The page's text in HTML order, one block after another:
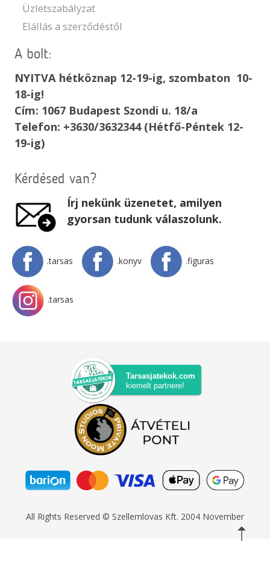
Üzletszabályzat
Elállás a szerződéstől
A bolt:
NYITVA hétköznap 12-19-ig, szombaton 10-
18-ig!
Cím: 1067 Budapest Szondi u. 18/a
Telefon: +3630/3632344 (Hétfő-Péntek 12-
19-ig)
Kérdésed van?
Írj nekünk üzenetet, amilyen
gyorsan tudunk válaszolunk.
.tarsas .konyv .figuras
.tarsas
Tarsasjatekok.com
kiemelt partnere!
All Rights Reserved © Szellemlovas Kft. 2004 November